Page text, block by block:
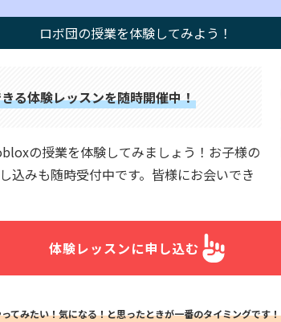
ロボ団の授業を体験してみよう！
る体験レッスンを随時開催中！
の授業を体験してみましょう！お子様の
込みも随時受付中です。皆様にお会いでき
体験レッスンに申し込む
てみたい！気になる！と思ったときが一番のタイミングです！